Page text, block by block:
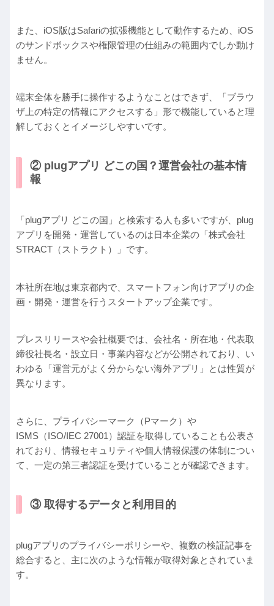
また、iOS版はSafariの拡張機能として動作するため、iOS
のサンドボックスや権限管理の仕組みの範囲内でしか動け
ません。
端末全体を勝手に操作するようなことはできず、「ブラウ
ザ上の特定の情報にアクセスする」形で機能していると理
解しておくとイメージしやすいです。
② plugアプリ どこの国？運営会社の基本情
報
「plugアプリ どこの国」と検索する人も多いですが、plug
アプリを開発・運営しているのは日本企業の「株式会社
STRACT（ストラクト）」です。
本社所在地は東京都内で、スマートフォン向けアプリの企
画・開発・運営を行うスタートアップ企業です。
プレスリリースや会社概要では、会社名・所在地・代表取
締役社長名・設立日・事業内容などが公開されており、い
わゆる「運営元がよく分からない海外アプリ」とは性質が
異なります。
さらに、プライバシーマーク（Pマーク）や
ISMS（ISO/IEC 27001）認証を取得していることも公表さ
れており、情報セキュリティや個人情報保護の体制につい
て、一定の第三者認証を受けていることが確認できます。
③ 取得するデータと利用目的
plugアプリのプライバシーポリシーや、複数の検証記事を
総合すると、主に次のような情報が取得対象とされていま
す。